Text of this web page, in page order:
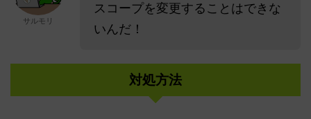
サルモリ
スコープを変更することはできな
いんだ！
対処方法